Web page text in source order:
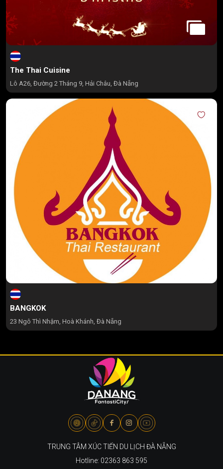
The Thai Cuisine
Lô A26, Đường 2 Tháng 9, Hải Châu, Đà Nẵng
BANGKOK
23 Ngô Thì Nhậm, Hoà Khánh, Đà Nẵng
TRUNG TÂM XÚC TIẾN DU LỊCH ĐÀ NẴNG
Hotline: 02363 863 595